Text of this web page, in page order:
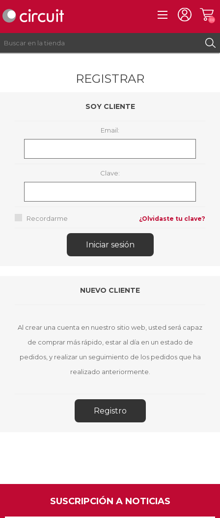
(0)
REGISTRAR
SOY CLIENTE
Email:
Clave:
Recordarme ¿Olvidaste tu clave?
NUEVO CLIENTE
Al crear una cuenta en nuestro sitio web, usted será capaz
de comprar más rápido, estar al día en un estado de
pedidos, y realizar un seguimiento de los pedidos que ha
realizado anteriormente.
SUSCRIPCIÓN A NOTICIAS